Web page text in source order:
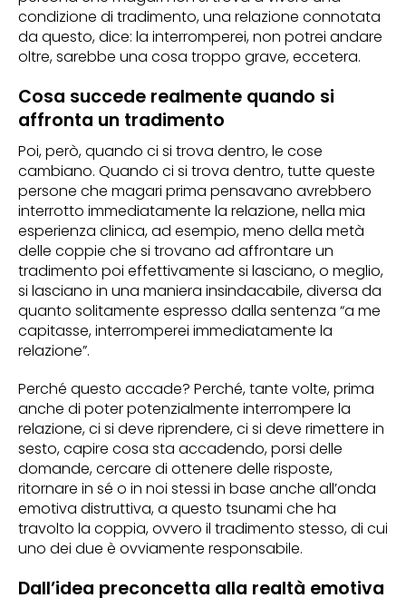
condizione di tradimento, una relazione connotata
da questo, dice: la interromperei, non potrei andare
oltre, sarebbe una cosa troppo grave, eccetera.
Cosa succede realmente quando si
affronta un tradimento
Poi, però, quando ci si trova dentro, le cose
cambiano. Quando ci si trova dentro, tutte queste
persone che magari prima pensavano avrebbero
interrotto immediatamente la relazione, nella mia
esperienza clinica, ad esempio, meno della metà
delle coppie che si trovano ad affrontare un
tradimento poi effettivamente si lasciano, o meglio,
si lasciano in una maniera insindacabile, diversa da
quanto solitamente espresso dalla sentenza “a me
capitasse, interromperei immediatamente la
relazione”.
Perché questo accade? Perché, tante volte, prima
anche di poter potenzialmente interrompere la
relazione, ci si deve riprendere, ci si deve rimettere in
sesto, capire cosa sta accadendo, porsi delle
domande, cercare di ottenere delle risposte,
ritornare in sé o in noi stessi in base anche all’onda
emotiva distruttiva, a questo tsunami che ha
travolto la coppia, ovvero il tradimento stesso, di cui
uno dei due è ovviamente responsabile.
Dall’idea preconcetta alla realtà emotiva